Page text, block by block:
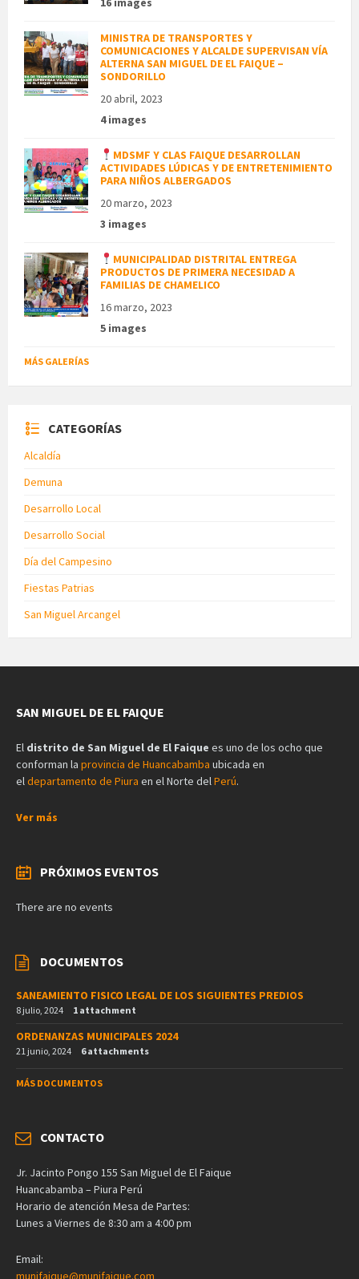
MINISTRA DE TRANSPORTES Y
COMUNICACIONES Y ALCALDE SUPERVISAN VÍA
ALTERNA SAN MIGUEL DE EL FAIQUE –
SONDORILLO
20 abril, 2023
4 images
MDSMF Y CLAS FAIQUE DESARROLLAN
ACTIVIDADES LÚDICAS Y DE ENTRETENIMIENTO
PARA NIÑOS ALBERGADOS
20 marzo, 2023
3 images
MUNICIPALIDAD DISTRITAL ENTREGA
PRODUCTOS DE PRIMERA NECESIDAD A
FAMILIAS DE CHAMELICO
16 marzo, 2023
5 images
MÁS GALERÍAS
CATEGORÍAS
Alcaldía
Demuna
Desarrollo Local
Desarrollo Social
Día del Campesino
Fiestas Patrias
San Miguel Arcangel
SAN MIGUEL DE EL FAIQUE
El distrito de San Miguel de El Faique es uno de los ocho que
conforman la provincia de Huancabamba ubicada en
eldepartamento de Piura en el Norte delPerú.
Ver más
PRÓXIMOS EVENTOS
There are no events
DOCUMENTOS
SANEAMIENTO FISICO LEGAL DE LOS SIGUIENTES PREDIOS
8 julio, 2024 1 attachment
ORDENANZAS MUNICIPALES 2024
21 junio, 2024 6 attachments
MÁS DOCUMENTOS
CONTACTO
Jr. Jacinto Pongo 155 San Miguel de El Faique
Huancabamba – Piura Perú
Horario de atención Mesa de Partes:
Lunes a Viernes de 8:30 am a 4:00 pm
Email:
munifaique@munifaique.com